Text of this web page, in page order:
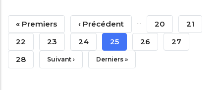
Pagination
Première
Page
« Premiers
Page
Précédente
‹ Précédent … Page
20 Page
21
Page
22 Page
23 Page
24
Page
Courante
25 Page
26 Page
27
Page
28 Page
Suivant › Dernière
Derniers »